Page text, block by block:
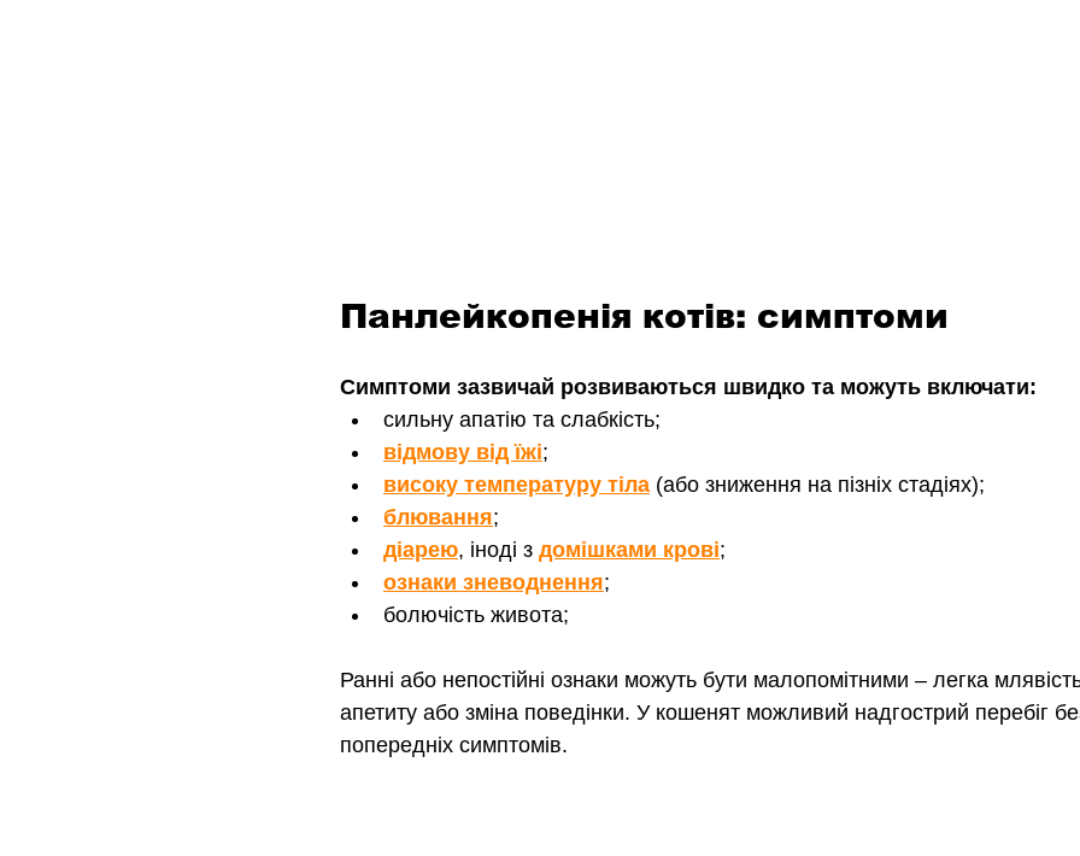
Панлейкопенія котів: симптоми
Симптоми зазвичай розвиваються швидко та можуть включати:
сильну апатію та слабкість;
відмову від їжі;
високу температуру тіла (або зниження на пізніх стадіях);
блювання;
діарею, іноді з домішками крові;
ознаки зневоднення;
болючість живота;
Ранні або непостійні ознаки можуть бути малопомітними – легка
апетиту або зміна поведінки. У кошенят можливий надгострий перебіг
попередніх симптомів.